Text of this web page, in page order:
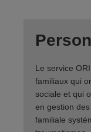
Le service
familiaux qui
sociale et qui
en gestion
familiale